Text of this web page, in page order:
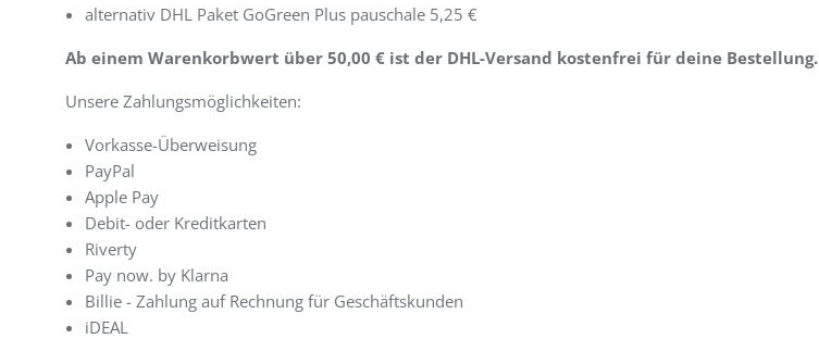
alternativ DHL Paket GoGreen Plus pauschale 5,25 €
Ab einem Warenkorbwert über 50,00 € ist der DHL-Versand kostenfrei für deine Bestellung.
Unsere Zahlungsmöglichkeiten:
Vorkasse-Überweisung
PayPal
Apple Pay
Debit- oder Kreditkarten
Riverty
Pay now. by Klarna
Billie - Zahlung auf Rechnung für Geschäftskunden
iDEAL